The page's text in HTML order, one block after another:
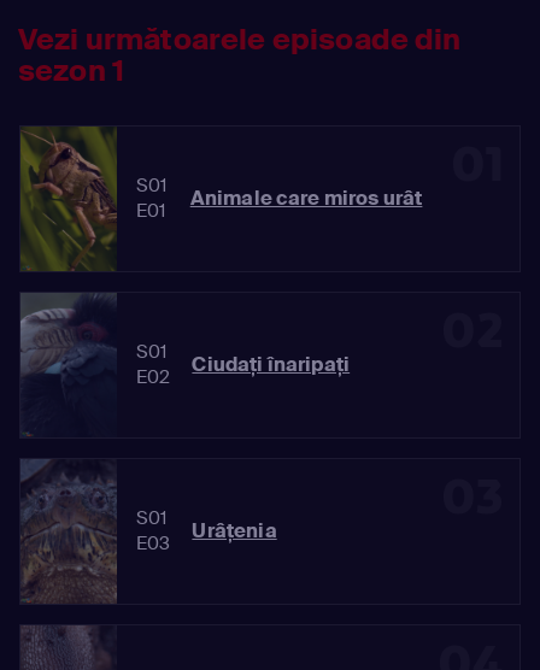
Vezi următoarele episoade din
sezon 1
S01
E01
Animale care miros urât
S01
E02
Ciudaţi înaripaţi
S01
E03
Urâţenia